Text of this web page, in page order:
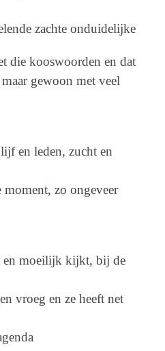
zachte onduidelijke
die kooswoorden en dat
gewoon met veel
en leden, zucht en
zo ongeveer
moeilijk kijkt, bij de
vroeg en ze heeft net